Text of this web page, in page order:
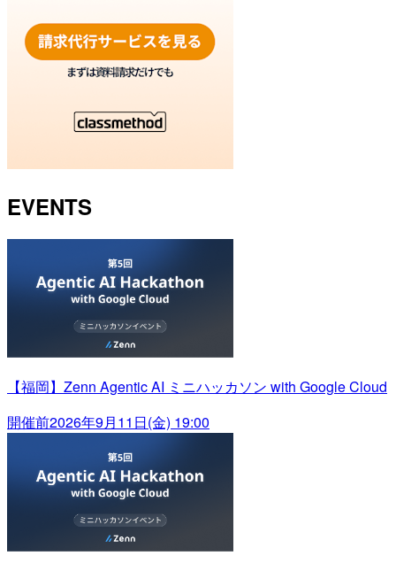
EVENTS
【福岡】Zenn Agentic AI ミニハッカソン with Google Cloud
開催前2026年9月11日(金) 19:00